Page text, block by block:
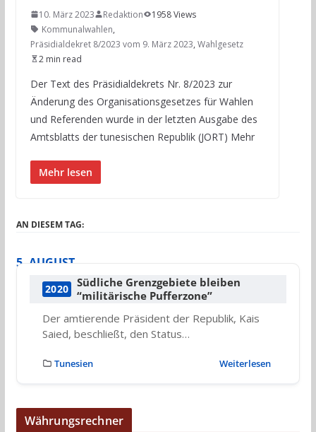
10. März 2023 Redaktion
1958 Views
Kommunalwahlen,
Präsidialdekret 8/2023 vom 9. März 2023, Wahlgesetz
2 min read
Der Text des Präsidialdekrets Nr. 8/2023 zur
Änderung des Organisationsgesetzes für Wahlen
und Referenden wurde in der letzten Ausgabe des
Amtsblatts der tunesischen Republik (JORT) Mehr
Mehr lesen
AN DIESEM TAG:
5. AUGUST
2020
Südliche Grenzgebiete bleiben
“militärische Pufferzone”
Der amtierende Präsident der Republik, Kais
Saied, beschließt, den Status…
Tunesien Weiterlesen
Währungsrechner